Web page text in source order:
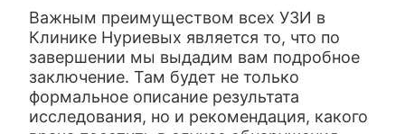
Важным преимуществом всех УЗИ в
Клинике Нуриевых является то, что по
завершении мы выдадим вам подробное
заключение. Там будет не только
формальное описание результата
исследования, но и рекомендация, какого